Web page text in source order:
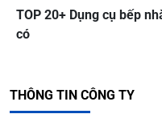
TOP 20+ Dụng cụ bếp
có
THÔNG TIN CÔNG TY